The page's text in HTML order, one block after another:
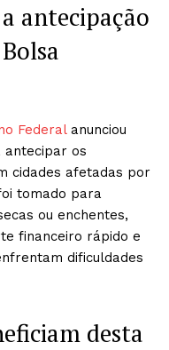
antecipação
Federalanunciou
antecipar os
cidades afetadas por
tomado para
ou enchentes,
financeiro rápido e
dificuldades
desta